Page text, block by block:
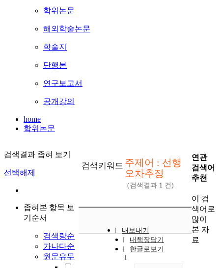
학위논문
해외학술논문
학술지
단행본
연구보고서
공개강의
home
학위논문
검색결과 좁혀 보기
선택해제
좁혀본 항목 보
기순서
검색량순
가나다순
원문유무
검색키워드 주제어 : 선행
오차추정
(검색결과 1 건)
내보내기
내책장담기
한글로보기
1
연관
검색어
추천
이 검
색어로
많이
본 자
료